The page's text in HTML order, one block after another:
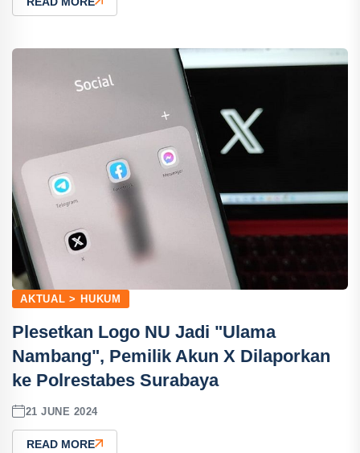
AKTUAL > HUKUM
Plesetkan Logo NU Jadi "Ulama
Nambang", Pemilik Akun X Dilaporkan
ke Polrestabes Surabaya
21 JUNE 2024
READ MORE